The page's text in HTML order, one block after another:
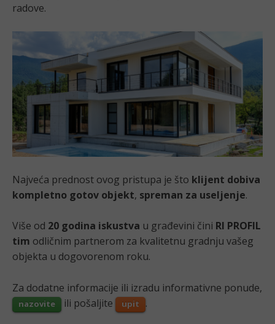
radove.
Najveća prednost ovog pristupa je što klijent dobiva
kompletno gotov objekt, spreman za useljenje.
Više od 20 godina iskustva u građevini čini RI PROFIL
tim odličnim partnerom za kvalitetnu gradnju vašeg
objekta u dogovorenom roku.
Za dodatne informacije ili izradu informativne ponude,
nazovite ili pošaljite upit .